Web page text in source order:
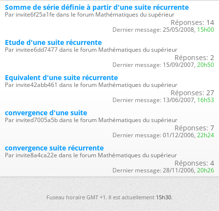
Somme de série définie à partir d'une suite récurrente
Par invite6f25a1fe dans le forum Mathématiques du supérieur
Réponses: 14
Dernier message: 25/05/2008, 15h00
Etude d'une suite récurrente
Par invitee6dd7477 dans le forum Mathématiques du supérieur
Réponses: 2
Dernier message: 15/09/2007, 20h50
Equivalent d'une suite récurrente
Par invite42abb461 dans le forum Mathématiques du supérieur
Réponses: 27
Dernier message: 13/06/2007, 16h53
convergence d'une suite
Par invited7005a5b dans le forum Mathématiques du supérieur
Réponses: 7
Dernier message: 01/12/2006, 22h24
convergence suite récurrente
Par invite8a4ca22e dans le forum Mathématiques du supérieur
Réponses: 4
Dernier message: 28/11/2006, 20h26
Fuseau horaire GMT +1. Il est actuellement15h30.